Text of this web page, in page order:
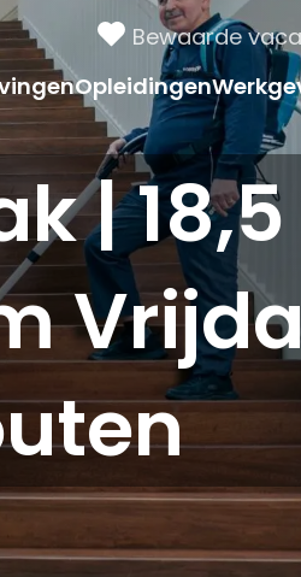
Bewaarde
Opleidingen
|